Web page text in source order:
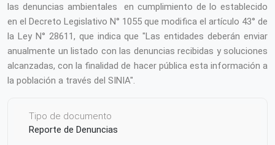
las denuncias ambientales en cumplimiento de lo establecido
en el Decreto Legislativo N° 1055 que modifica el artículo 43° de
la Ley N° 28611, que indica que "Las entidades deberán enviar
anualmente un listado con las denuncias recibidas y soluciones
alcanzadas, con la finalidad de hacer pública esta información a
la población a través del SINIA".
Tipo de documento
Reporte de Denuncias